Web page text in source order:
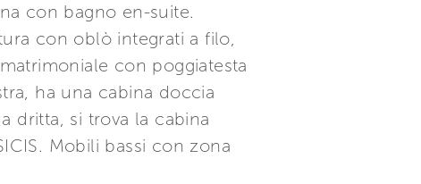
con bagno en-suite.
con oblò integrati a filo,
con poggiatesta
ha una cabina doccia
dritta, si trova la cabina
Mobili bassi con zona